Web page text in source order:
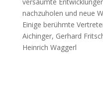
nachzuholen und neue
Einige berühmte
Aichinger, Gerhard
Heinrich Waggerl